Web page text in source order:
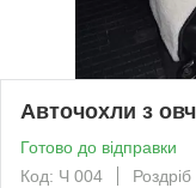
Авточохли з
Готово до відправки
Код: Ч 004
Роздріб